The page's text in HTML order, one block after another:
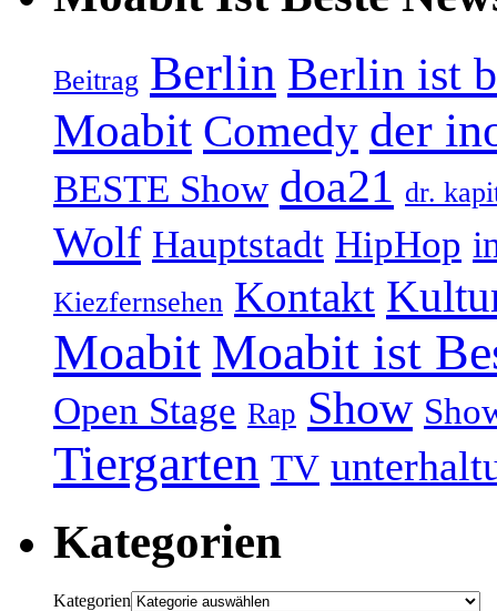
Beitrag Berlin Berlin ist
Moabit Comedy der
BESTE Show doa21 dr.
Wolf Hauptstadt HipHop
Kiezfernsehen Kontakt
Moabit Moabit ist
Open Stage Rap Show
Tiergarten TV
Kategorien
Kategorien